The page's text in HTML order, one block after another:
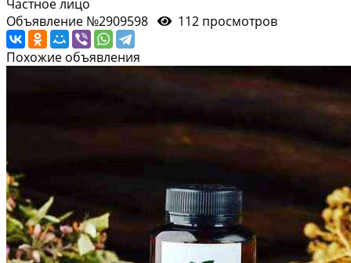
Частное лицо
Объявление №2909598
112 просмотров
Похожие объявления